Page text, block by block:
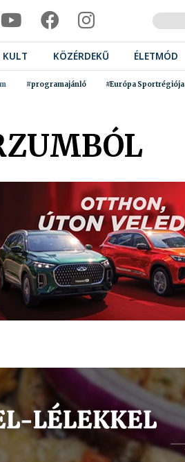
KULT KÖZÉRDEKŰ ÉLETMÓD
#programajánló #Európa Sportrégiója